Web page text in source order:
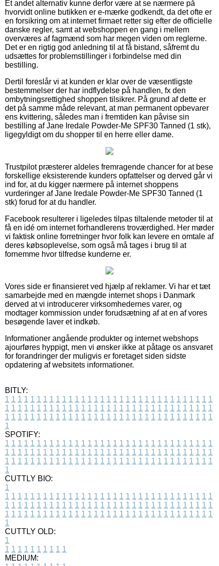
Et andet alternativ kunne derfor være at se nærmere på
hvorvidt online butikken er e-mærke godkendt, da det ofte er
en forsikring om at internet firmaet retter sig efter de officielle
danske regler, samt at webshoppen en gang i mellem
overværes af fagmænd som har megen viden om reglerne.
Det er en rigtig god anledning til at få bistand, såfremt du
udsættes for problemstillinger i forbindelse med din
bestilling.
Dertil foreslår vi at kunden er klar over de væsentligste
bestemmelser der har indflydelse på handlen, fx den
ombytningsrettighed shoppen tilsikrer. På grund af dette er
det på samme måde relevant, at man permanent opbevarer
ens kvittering, således man i fremtiden kan påvise sin
bestilling af Jane Iredale Powder-Me SPF30 Tanned (1 stk),
ligegyldigt om du shopper til en herre eller dame.
Trustpilot præsterer aldeles fremragende chancer for at bese
forskellige eksisterende kunders opfattelser og derved går vi
ind for, at du kigger nærmere på internet shoppens
vurderinger af Jane Iredale Powder-Me SPF30 Tanned (1
stk) forud for at du handler.
Facebook resulterer i ligeledes tilpas tiltalende metoder til at
få en idé om internet forhandlerens troværdighed. Her møder
vi faktisk online forretninger hvor folk kan levere en omtale af
deres købsoplevelse, som også må tages i brug til at
fornemme hvor tilfredse kunderne er.
Vores side er finansieret ved hjælp af reklamer. Vi har et tæt
samarbejde med en mængde internet shops i Danmark
derved at vi introducerer virksomhedernes varer, og
modtager kommission under forudsætning af at en af vores
besøgende laver et indkøb.
Informationer angående produkter og internet webshops
ajourføres hyppigt, men vi ønsker ikke at påtage os ansvaret
for forandringer der muligvis er foretaget siden sidste
opdatering af websitets informationer.
BITLY:
1 1 1 1 1 1 1 1 1 1 1 1 1 1 1 1 1 1 1 1 1 1 1 1 1 1 1 1 1 1 1 1 1
1 1 1 1 1 1 1 1 1 1 1 1 1 1 1 1 1 1 1 1 1 1 1 1 1 1 1 1 1 1 1 1 1
1 1 1 1 1 1 1 1 1 1 1 1 1 1 1 1 1 1 1 1 1 1 1 1 1 1 1 1 1 1 1 1 1
1
SPOTIFY:
1 1 1 1 1 1 1 1 1 1 1 1 1 1 1 1 1 1 1 1 1 1 1 1 1 1 1 1 1 1 1 1 1
1 1 1 1 1 1 1 1 1 1 1 1 1 1 1 1 1 1 1 1 1 1 1 1 1 1 1 1 1 1 1 1 1
1 1 1 1 1 1 1 1 1 1 1 1 1 1 1 1 1 1 1 1 1 1 1 1 1 1 1 1 1 1 1 1 1
1
CUTTLY BIO:
1
1 1 1 1 1 1 1 1 1 1 1 1 1 1 1 1 1 1 1 1 1 1 1 1 1 1 1 1 1 1 1 1 1
1 1 1 1 1 1 1 1 1 1 1 1 1 1 1 1 1 1 1 1 1 1 1 1 1 1 1 1 1 1 1 1 1
1 1 1 1 1 1 1 1 1 1 1 1 1 1 1 1 1 1 1 1 1 1 1 1 1 1 1 1 1 1 1 1 1
1
CUTTLY OLD:
1
1 1 1 1 1 1 1 1 1 1
MEDIUM: